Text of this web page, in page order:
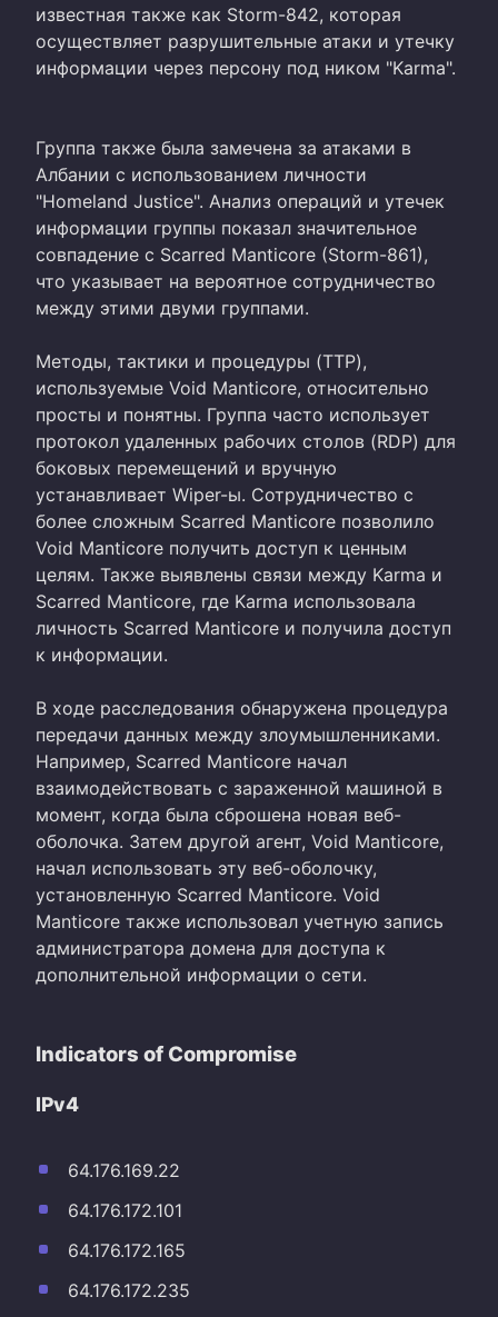
известная также как Storm-842, которая
осуществляет разрушительные атаки и утечку
информации через персону под ником "Karma".
Группа также была замечена за атаками в
Албании с использованием личности
"Homeland Justice". Анализ операций и утечек
информации группы показал значительное
совпадение с Scarred Manticore (Storm-861),
что указывает на вероятное сотрудничество
между этими двуми группами.
Методы, тактики и процедуры (TTP),
используемые Void Manticore, относительно
просты и понятны. Группа часто использует
протокол удаленных рабочих столов (RDP) для
боковых перемещений и вручную
устанавливает Wiper-ы. Сотрудничество с
более сложным Scarred Manticore позволило
Void Manticore получить доступ к ценным
целям. Также выявлены связи между Karma и
Scarred Manticore, где Karma использовала
личность Scarred Manticore и получила доступ
к информации.
В ходе расследования обнаружена процедура
передачи данных между злоумышленниками.
Например, Scarred Manticore начал
взаимодействовать с зараженной машиной в
момент, когда была сброшена новая веб-
оболочка. Затем другой агент, Void Manticore,
начал использовать эту веб-оболочку,
установленную Scarred Manticore. Void
Manticore также использовал учетную запись
администратора домена для доступа к
дополнительной информации о сети.
Indicators of Compromise
IPv4
64.176.169.22
64.176.172.101
64.176.172.165
64.176.172.235